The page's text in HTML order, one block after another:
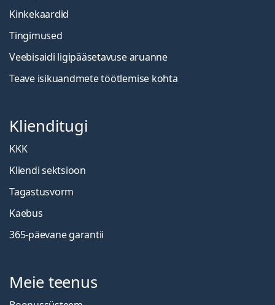
Kinkekaardid
Tingimused
Veebisaidi ligipääsetavuse aruanne
Teave isikuandmete töötlemise kohta
Klienditugi
KKK
Kliendi sektsioon
Tagastusvorm
Kaebus
365-päevane garantii
Meie teenus